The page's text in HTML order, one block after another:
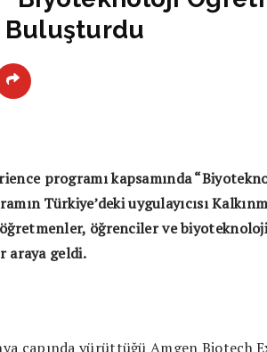
Buluşturdu
programı kapsamında
Türkiye’deki uygulayıcısı
ğretmenler, öğrenciler ve
araya geldi.
çapında yürüttüğü Amgen Biotech